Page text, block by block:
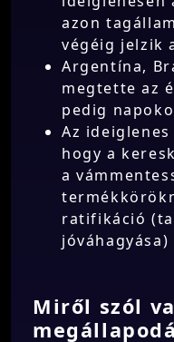
azon
végéig jelzik
Argentína,
megtette az
pedig
Az
hogy a
a
ratifikáció
Miről szól